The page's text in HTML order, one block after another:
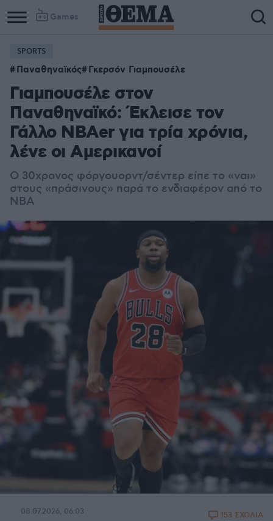
Games
SPORTS
Παναθηναϊκός Γκερσόν Γιαμπουσέλε
Γιαμπουσέλε στον
Παναθηναϊκό: Έκλεισε τον
Γάλλο NBAer για τρία χρόνια,
λένε οι Αμερικανοί
Ο 30χρονος φόργουορντ/σέντερ είπε το «ναι»
στους «πράσινους» παρά το ενδιαφέρον από το
NBA
08.07.2026, 06:03 153 ΣΧΟΛΙΑ